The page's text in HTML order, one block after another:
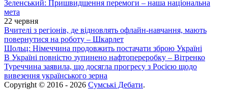
Зеленський: Пришвидшення перемоги – наша національна
мета
22 червня
Вчителі з регіонів, де відновлять офлайн-навчання, мають
повернутися на роботу – Шкарлет
Шольц: Німеччина продовжить постачати зброю Україні
В Україні повністю зупинено нафтопереробку – Вітренко
Туреччина заявила, що досягла прогресу з Росією щодо
вивезення українського зерна
Copyright © 2016 - 2026 Сумські Дебати.